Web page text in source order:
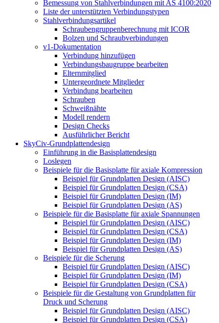
Bemessung von Stahlverbindungen mit AS 4100:2020
Liste der unterstützten Verbindungstypen
Stahlverbindungsartikel
Schraubengruppenberechnung mit ICOR
Bolzen und Schraubverbindungen
v1-Dokumentation
Verbindung hinzufügen
Verbindungsbaugruppe bearbeiten
Elternmitglied
Untergeordnete Mitglieder
Verbindung bearbeiten
Schrauben
Schweißnähte
Modell rendern
Design Checks
Ausführlicher Bericht
SkyCiv-Grundplattendesign
Einführung in die Basisplattendesign
Loslegen
Beispiele für die Basisplatte für axiale Kompression
Beispiel für Grundplatten Design (AISC)
Beispiel für Grundplatten Design (CSA)
Beispiel für Grundplatten Design (IM)
Beispiel für Grundplatten Design (AS)
Beispiele für die Basisplatte für axiale Spannungen
Beispiel für Grundplatten Design (AISC)
Beispiel für Grundplatten Design (CSA)
Beispiel für Grundplatten Design (IM)
Beispiel für Grundplatten Design (AS)
Beispiele für die Scherung
Beispiel für Grundplatten Design (AISC)
Beispiel für Grundplatten Design (IM)
Beispiel für Grundplatten Design (CSA)
Beispiele für die Gestaltung von Grundplatten für
Druck und Scherung
Beispiel für Grundplatten Design (AISC)
Beispiel für Grundplatten Design (CSA)